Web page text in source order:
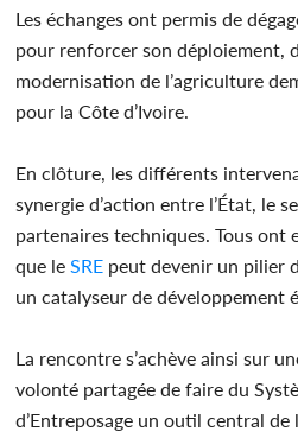
Les échanges ont permis de
pour renforcer son déploiement,
modernisation de l’agriculture
pour la Côte d’Ivoire.
En clôture, les différents
synergie d’action entre l’État, le
partenaires techniques. Tous ont
que le SRE peut devenir un pilier
un catalyseur de développement
La rencontre s’achève ainsi sur
volonté partagée de faire du
d’Entreposage un outil central de